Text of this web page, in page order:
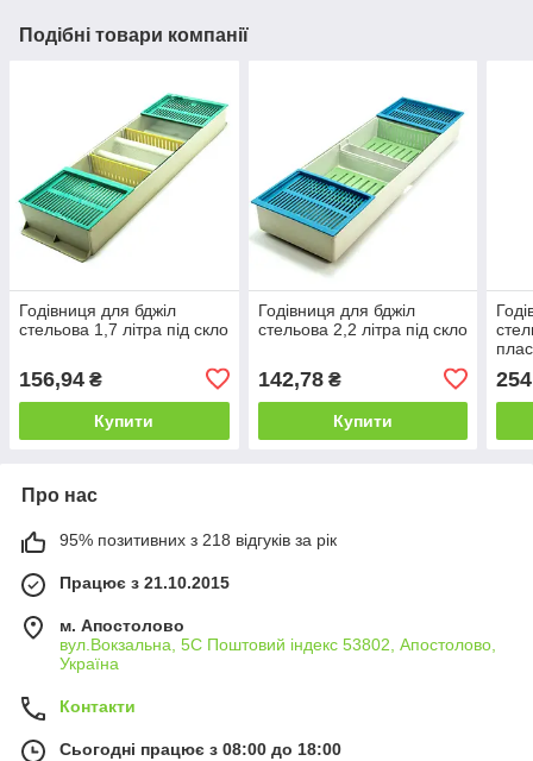
Подібні товари компанії
Годівниця для бджіл
стельова 1,7 літра під скло
156,94 ₴
Купити
Годівниця для бджіл
стельова 2,2 літра під скло
142,78₴
Купити
Про нас
95% позитивних з 218 відгуків за рік
Працює з 21.10.2015
м. Апостолово
вул.Вокзальна, 5С Поштовий індекс 53802, Апостолово,
Україна
Контакти
Сьогодні працює з 08:00 до 18:00